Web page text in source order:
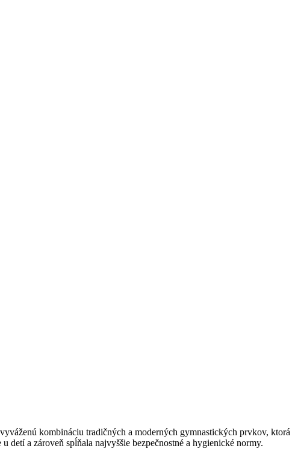
kombináciu tradičných a moderných gymnastických prvkov, ktorá
a zároveň spĺňala najvyššie bezpečnostné a hygienické normy.